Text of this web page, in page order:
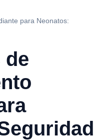
para Neonatos:
de